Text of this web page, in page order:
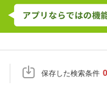
保存した検索条件 0